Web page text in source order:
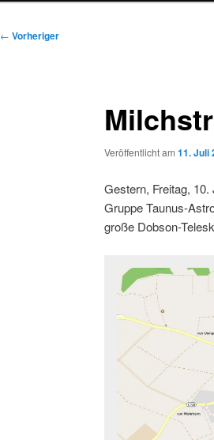
Beitragsnavigation
← Vorheriger
Veröffentlicht am 11. Juli
Gestern, Freitag,
Gruppe Taunus-
große Dobson-